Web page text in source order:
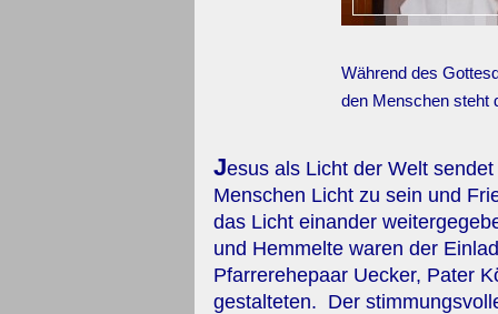
Während des
den Menschen steht
Jesus als Licht der Welt
Menschen Licht zu sein und
das Licht einander
und Hemmelte waren der
Pfarrerehepaar Uecker, Pater
gestalteten. Der